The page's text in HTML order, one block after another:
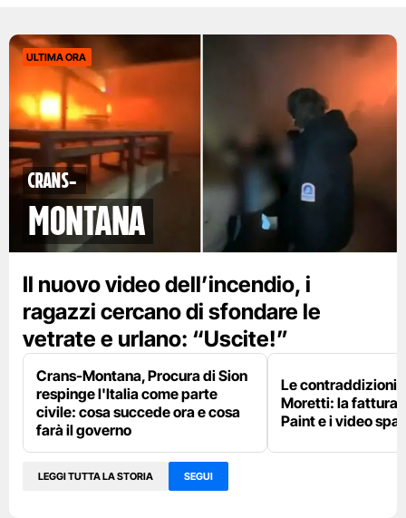
ULTIMA ORA
Crans-
Montana
Il nuovo video dell’incendio, i
ragazzi cercano di sfondare le
vetrate e urlano: “Uscite!”
Crans-Montana, Procura di Sion
respinge l'Italia come parte
civile: cosa succede ora e cosa
farà il governo
Le contraddizioni
Moretti: la fattura
Paint e i video
LEGGI TUTTA LA STORIA SEGUI